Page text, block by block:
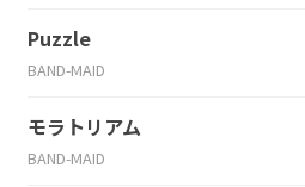
Puzzle
BAND-MAID
モラトリアム
BAND-MAID